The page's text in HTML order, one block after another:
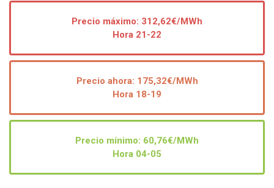
Precio máximo: 312,62€/MWh
Hora 21-22
Precio ahora: 175,32€/MWh
Hora 18-19
Precio mínimo: 60,76€/MWh
Hora 04-05